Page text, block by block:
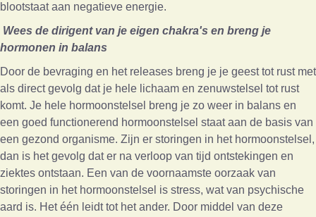
blootstaat aan negatieve energie.
Wees de dirigent van je eigen chakra's en breng je
hormonen in balans
Door de bevraging en het releases breng je je geest tot rust met
als direct gevolg dat je hele lichaam en zenuwstelsel tot rust
komt. Je hele hormoonstelsel breng je zo weer in balans en
een goed functionerend hormoonstelsel staat aan de basis van
een gezond organisme. Zijn er storingen in het hormoonstelsel,
dan is het gevolg dat er na verloop van tijd ontstekingen en
ziektes ontstaan. Een van de voornaamste oorzaak van
storingen in het hormoonstelsel is stress, wat van psychische
aard is. Het één leidt tot het ander. Door middel van deze